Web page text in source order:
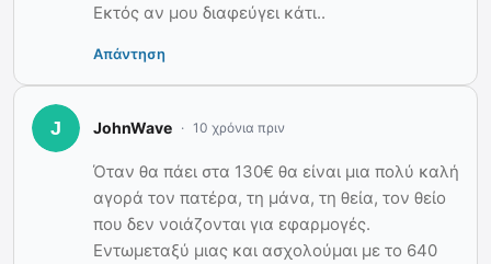
Εκτός αν μου διαφεύγει κάτι..
Απάντηση
JohnWave 10 χρόνια πριν
Όταν θα πάει στα 130€ θα είναι μια πολύ καλή
αγορά τον πατέρα, τη μάνα, τη θεία, τον θείο
που δεν νοιάζονται για εφαρμογές.
Εντωμεταξύ μιας και ασχολούμαι με το 640